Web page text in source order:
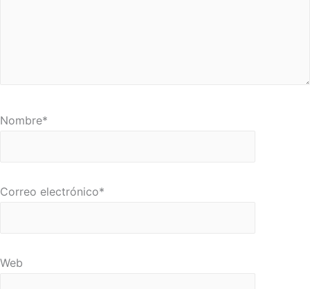
Nombre*
Correo electrónico*
Web